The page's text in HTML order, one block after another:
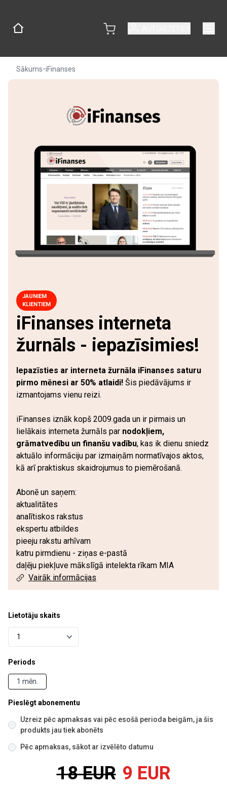
Sākums-iFinanses
JAUNIEM
KLIENTIEM
iFinanses interneta
žurnāls - iepazīsimies!
Iepazīsties ar interneta žurnāla iFinanses saturu
pirmo mēnesi ar 50% atlaidi! Šis piedāvājums ir
izmantojams vienu reizi.
iFinanses iznāk kopš 2009.gada un ir pirmais un
lielākais interneta žurnāls par nodokļiem,
grāmatvedību un finanšu vadību, kas ik dienu sniedz
aktuālo informāciju par izmaiņām normatīvajos aktos,
kā arī praktiskus skaidrojumus to piemērošanā.
Abonē un saņem:
aktualitātes
analītiskos rakstus
ekspertu atbildes
pieeju rakstu arhīvam
katru pirmdienu - ziņas e-pastā
daļēju piekļuve mākslīgā intelekta rīkam MIA
Vairāk informācijas
Lietotāju skaits
Periods
1 mēn.
Pieslēgt abonementu
Uzreiz pēc apmaksas vai pēc esošā perioda beigām, ja šis
produkts jau tiek abonēts
Pēc apmaksas, sākot ar izvēlēto datumu
18 EUR 9 EUR